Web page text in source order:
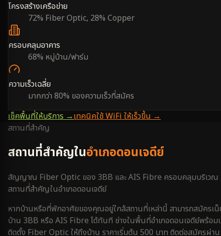
โครงสร้างเครือข่าย
72% Fiber Optic, 28% Copper
ครอบคลุมอาคาร
68% หมู่บ้าน/ฟาร์ม
ความเร็วเฉลี่ย
มากกว่า 80% ของความเร็วที่สมัคร
เช็คพื้นที่ให้บริการ →เทคนิคใช้ WiFi ให้เร็วขึ้น →
สถานที่สำคัญ
สถานที่สำคัญในอำเภอดอนเจดีย์
สัญญาณ Fiber Optic ของ 3BB และ AIS Fibre ครอบคลุมบริเวณ
สถานที่สำคัญในอำเภอดอนเจดีย์
หากบ้านหรือที่พักอาศัยของคุณอยู่ใกล้สถานที่เหล่านี้ สามารถสมัครเ
บ้าน 3BB หรือ AIS Fibre ได้ทันที ช่างในพื้นที่อำเภอดอนเจดีย์พร้อม
ติดตั้ง Fiber Optic ให้ถึงบ้าน ราคาเริ่มต้น 500 บาท ติดต่อสมัครผ่าน